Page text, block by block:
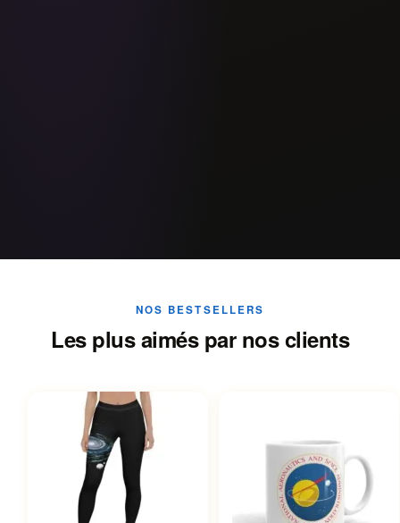
NOS BESTSELLERS
Les plus aimés par nos clients